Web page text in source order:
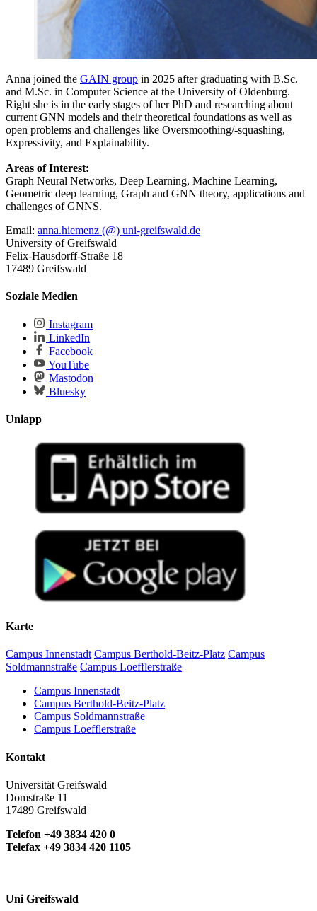
Anna joined the GAIN group in 2025 after graduating with B.Sc.
and M.Sc. in Computer Science at the University of Oldenburg.
Right she is in the early stages of her PhD and researching about
current GNN models and their theoretical foundations as well as
open problems and challenges like Oversmoothing/-squashing,
Expressivity, and Explainability.
Areas of Interest:
Graph Neural Networks, Deep Learning, Machine Learning,
Geometric deep learning, Graph and GNN theory, applications and
challenges of GNNS.
Email: anna.hiemenz (@) uni-greifswald.de
University of Greifswald
Felix-Hausdorff-Straße 18
17489 Greifswald
Soziale Medien
Instagram
LinkedIn
Facebook
YouTube
Mastodon
Bluesky
Uniapp
Karte
Campus Innenstadt Campus Berthold-Beitz-Platz Campus
Soldmannstraße Campus Loefflerstraße
Campus Innenstadt
Campus Berthold-Beitz-Platz
Campus Soldmannstraße
Campus Loefflerstraße
Kontakt
Universität Greifswald
Domstraße 11
17489 Greifswald
Telefon +49 3834 420 0
Telefax +49 3834 420 1105
Uni Greifswald